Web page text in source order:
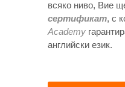
всяко ниво, Вие
сертификат, с
Academy
английски език.